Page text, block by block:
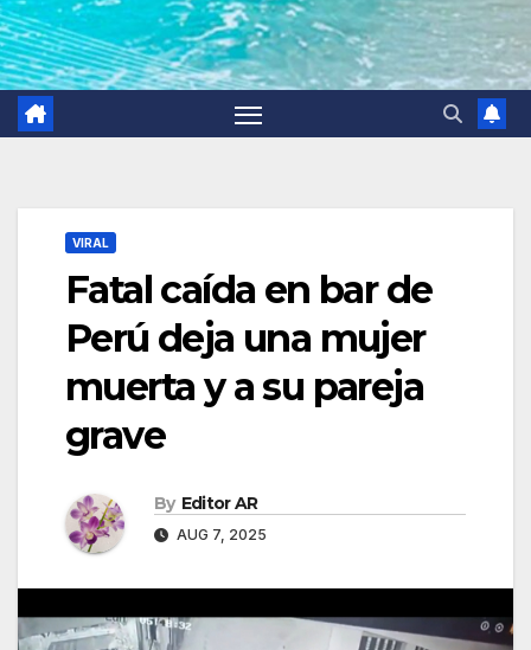
VIRAL
Fatal caída en bar de
Perú deja una mujer
muerta y a su pareja
grave
By Editor AR
AUG 7, 2025